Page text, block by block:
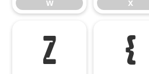
w x
z {